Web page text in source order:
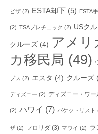
ビザ (2) ESTA却下 (5) ESTA
(2) TSAプレチェック (2) USク
クルーズ (4) アメリ
カ移民局 (49)
プス (2) エスタ (4) クルーズ
ディズニー (2) ディズニー・ワー
(2) ハワイ (7) バケットリスト
ザ (2) フロリダ (3) マウイ (2) ラ